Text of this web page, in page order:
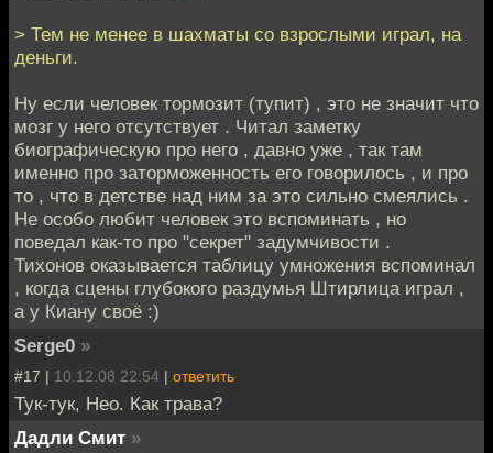
> Тем не менее в шахматы со взрослыми играл, на
деньги.
Ну если человек тормозит (тупит) , это не значит что
мозг у него отсутствует . Читал заметку
биографическую про него , давно уже , так там
именно про заторможенность его говорилось , и про
то , что в детстве над ним за это сильно смеялись .
Не особо любит человек это вспоминать , но
поведал как-то про "секрет" задумчивости .
Тихонов оказывается таблицу умножения вспоминал
, когда сцены глубокого раздумья Штирлица играл ,
а у Киану своё :)
Serge0 »
#17 | 10.12.08 22:54 | ответить
Тук-тук, Нео. Как трава?
Дадли Смит »